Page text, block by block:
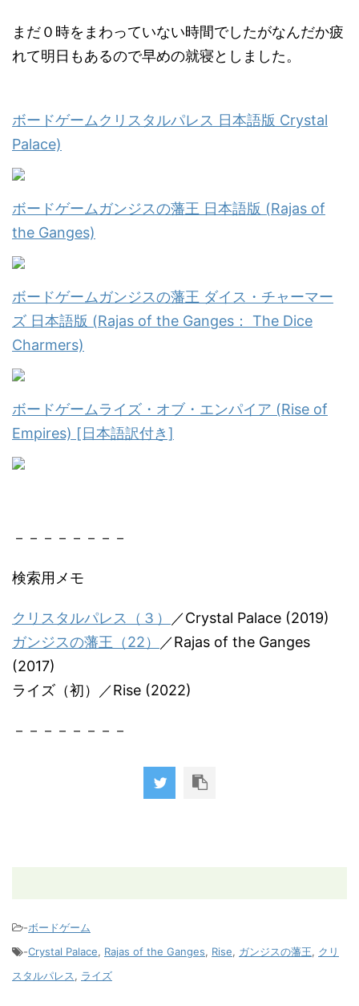
まだ０時をまわっていない時間でしたがなんだか疲
れて明日もあるので早めの就寝としました。
ボードゲームクリスタルパレス 日本語版 Crystal
Palace)
ボードゲームガンジスの藩王 日本語版 (Rajas of
the Ganges)
ボードゲームガンジスの藩王 ダイス・チャーマー
ズ 日本語版 (Rajas of the Ganges： The Dice
Charmers)
ボードゲームライズ・オブ・エンパイア (Rise of
Empires) [日本語訳付き]
－－－－－－－－
検索用メモ
クリスタルパレス（３）
／Crystal Palace (2019)
ガンジスの藩王（22）
／Rajas of the Ganges
(2017)
ライズ（初）／Rise (2022)
－－－－－－－－
-ボードゲーム
-Crystal Palace, Rajas of the Ganges, Rise, ガンジスの藩王, クリ
スタルパレス, ライズ